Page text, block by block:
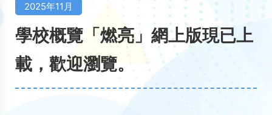
2025年11月
學校概覽「燃亮」網上版現已上
載，歡迎瀏覽。